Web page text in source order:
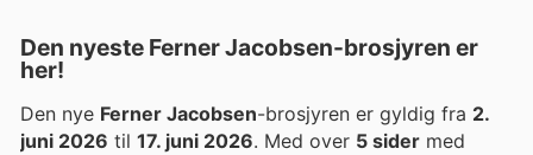
Den nyeste Ferner Jacobsen-brosjyren er
her!
Den nye Ferner Jacobsen-brosjyren er gyldig fra 2.
juni 2026 til 17. juni 2026. Med over 5 sider med